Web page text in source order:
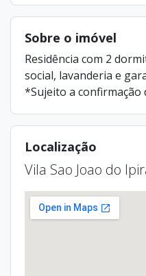
Sobre o imóvel
Residência com 2
social, lavanderia e
*Sujeito a confirmação
Localização
Vila Sao Joao do